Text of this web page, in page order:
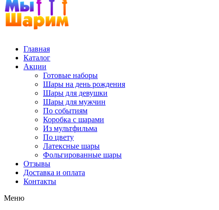
Главная
Каталог
Акции
Готовые наборы
Шары на день рождения
Шары для девушки
Шары для мужчин
По событиям
Коробка с шарами
Из мультфильма
По цвету
Латексные шары
Фольгированные шары
Отзывы
Доставка и оплата
Контакты
Меню